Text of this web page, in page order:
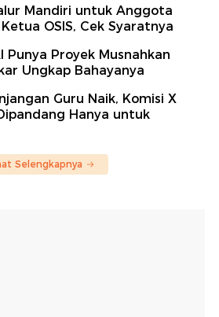
Mandiri untuk Anggota
OSIS, Cek Syaratnya
Punya Proyek Musnahkan
Ungkap Bahayanya
Guru Naik, Komisi X
Hanya untuk
Selengkapnya